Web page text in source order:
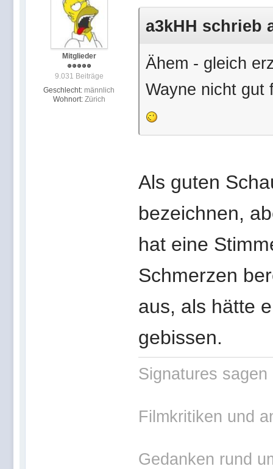
Mitglieder
9.031 Beiträge
Geschlecht: männlich
Wohnort: Zürich
a3kHH schrieb
Ähem - gleich
Wayne nicht gut
Als guten
bezeichnen,
hat eine
Schmerzen
aus, als hätte
gebissen.
Signatures
Filmkritiken und
Gedanken rund